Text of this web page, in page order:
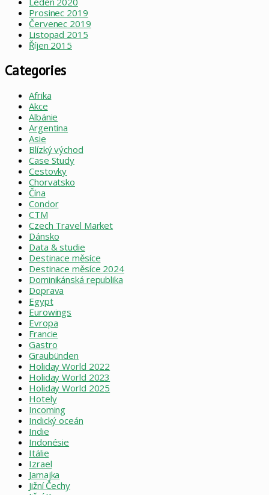
Prosinec 2019
Červenec 2019
Listopad 2015
Říjen 2015
Categories
Afrika
Akce
Albánie
Argentina
Asie
Blízký východ
Case Study
Cestovky
Chorvatsko
Čína
Condor
CTM
Czech Travel Market
Dánsko
Data & studie
Destinace měsíce
Destinace měsíce 2024
Dominikánská republika
Doprava
Egypt
Eurowings
Evropa
Francie
Gastro
Graubünden
Holiday World 2022
Holiday World 2023
Holiday World 2025
Hotely
Incoming
Indický oceán
Indie
Indonésie
Itálie
Izrael
Jamajka
Jižní Čechy